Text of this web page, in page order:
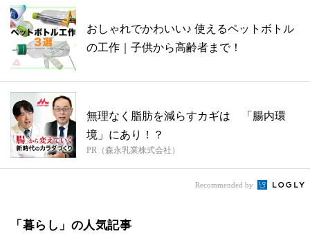
おしゃれでかわいい♪ 使えるペットボトル
の工作｜子供から高齢者まで！
無理なく脂肪を減らすカギは 「腸内環
境」にあり！？
PR（森永乳業株式会社）
Recommended by
「暮らし」の人気記事